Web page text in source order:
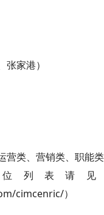
家港）
营类、营销类、职能类
列表请
cimcenric/）